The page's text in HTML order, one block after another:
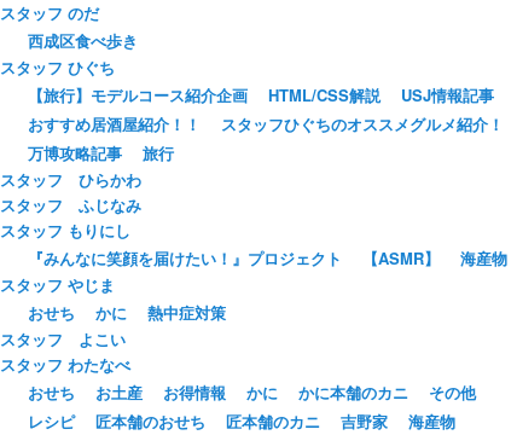
スタッフ のだ
西成区食べ歩き
スタッフ ひぐち
【旅行】モデルコース紹介企画
HTML/CSS解説
USJ情報記事
おすすめ居酒屋紹介！！
スタッフひぐちのオススメグルメ紹介！
万博攻略記事
旅行
スタッフ ひらかわ
スタッフ ふじなみ
スタッフ もりにし
『みんなに笑顔を届けたい！』プロジェクト
【ASMR】
海産物
スタッフ やじま
おせち
かに
熱中症対策
スタッフ よこい
スタッフ わたなべ
おせち
お土産 お得情報 かに かに本舗のカニ
その他
レシピ
匠本舗のおせち 匠本舗のカニ 吉野家
海産物